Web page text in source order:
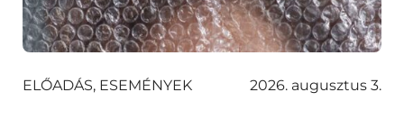
ELŐADÁS, ESEMÉNYEK 2026. augusztus 3.